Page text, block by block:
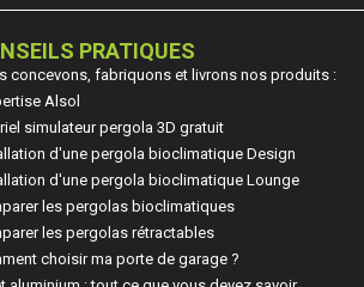
PRATIQUES
concevons, fabriquons et livrons nos produits :
Alsol
simulateur pergola 3D gratuit
d'une pergola bioclimatique Design
d'une pergola bioclimatique Lounge
les pergolas bioclimatiques
les pergolas rétractables
choisir ma porte de garage ?